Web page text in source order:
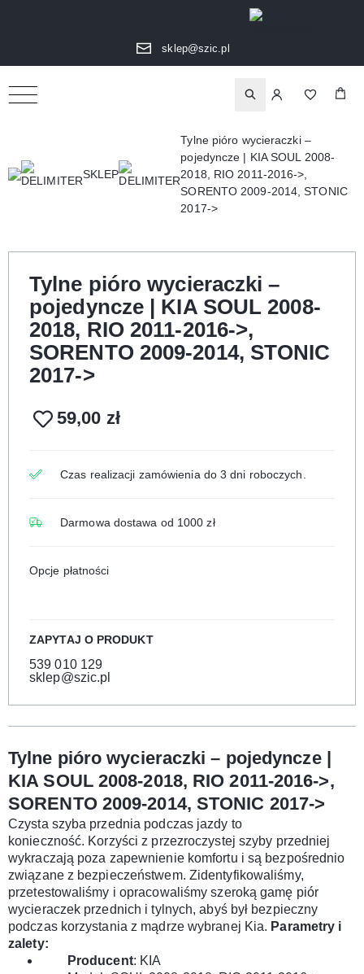
sklep@szic.pl
SKLEP
Tylne pióro wycieraczki –
pojedyncze | KIA SOUL 2008-
2018, RIO 2011-2016->,
SORENTO 2009-2014, STONIC
2017->
Tylne pióro wycieraczki –
pojedyncze | KIA SOUL 2008-
2018, RIO 2011-2016->,
SORENTO 2009-2014, STONIC
2017->
59,00 zł
Czas realizacji zamówienia do 3 dni roboczych.
Darmowa dostawa od 1000 zł
Opcje płatności
ZAPYTAJ O PRODUKT
539 010 129
sklep@szic.pl
Tylne pióro wycieraczki – pojedyncze |
KIA SOUL 2008-2018, RIO 2011-2016->,
SORENTO 2009-2014, STONIC 2017->
Czysta szyba przednia podczas jazdy to
konieczność. Korzyści z przezroczystej szyby przedniej
wykraczają poza zapewnienie komfortu i są bezpośrednio
związane z bezpieczeństwem. Zidentyfikowaliśmy,
przetestowaliśmy i opracowaliśmy szeroką gamę piór
wycieraczek przednich i tylnych, abyś był bezpieczny
podczas korzystania z mądrze wybranej Kia. Parametry i
zalety:
Producent: KIA